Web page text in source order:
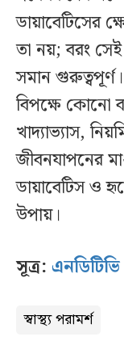
ডায়াবেটিসের
তা নয়; বরং
সমান
বিপক্ষে কোনো
খাদ্যাভ্যাস,
জীবনযাপনের
ডায়াবেটিস ও
উপায়।
সূত্র: এনডিটিভি
স্বাস্থ্য পরামর্শ